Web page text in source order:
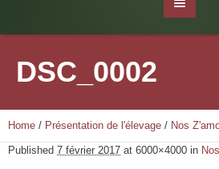
DSC_0002
Home / Présentation de l'élevage / Nos
Published 7 février 2017 at 6000×4000 in